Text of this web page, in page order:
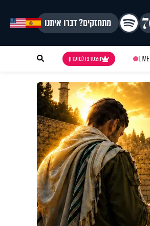
מתחזקים? דברו איתנו
LIVE הצטרפו למועדון